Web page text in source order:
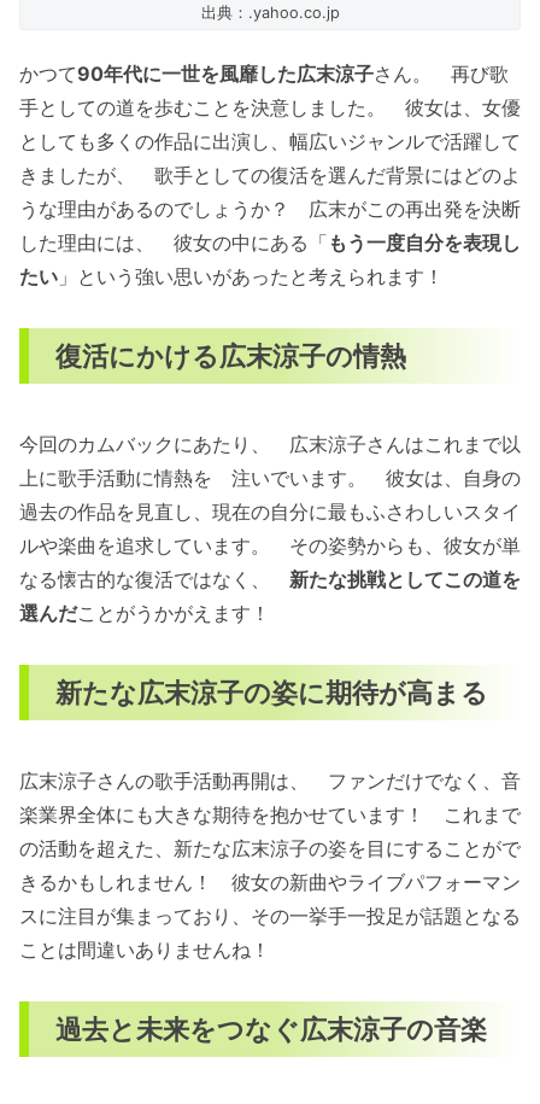
出典：.yahoo.co.jp
かつて90年代に一世を風靡した広末涼子さん。 再び歌
手としての道を歩むことを決意しました。 彼女は、女優
としても多くの作品に出演し、幅広いジャンルで活躍して
きましたが、 歌手としての復活を選んだ背景にはどのよ
うな理由があるのでしょうか？ 広末がこの再出発を決断
した理由には、 彼女の中にある「 もう一度自分を表現し
たい 」という強い思いがあったと考えられます！
復活にかける広末涼子の情熱
今回のカムバックにあたり、 広末涼子さんはこれまで以
上に歌手活動に情熱を 注いでいます。 彼女は、自身の
過去の作品を見直し、現在の自分に最もふさわしいスタイ
ルや楽曲を追求しています。 その姿勢からも、彼女が単
なる懐古的な復活ではなく、 新たな挑戦としてこの道を
選んだことがうかがえます！
新たな広末涼子の姿に期待が高まる
広末涼子さんの歌手活動再開は、 ファンだけでなく、音
楽業界全体にも大きな期待を抱かせています！ これまで
の活動を超えた、新たな広末涼子の姿を目にすることがで
きるかもしれません！ 彼女の新曲やライブパフォーマン
スに注目が集まっており、その一挙手一投足が話題となる
ことは間違いありませんね！
過去と未来をつなぐ広末涼子の音楽